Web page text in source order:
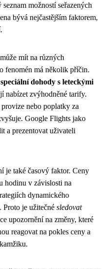
možností seřazených
bývá nejčastějším faktorem,
mít na různých
fenomén má několik příčin.
speciální dohody s leteckými
nabízet zvýhodněné tarify.
nebo poplatky za
Google Flights jako
a prezentovat uživateli
je také časový faktor. Ceny
hodinu v závislosti na
dynamického
Proto je užitečné sledovat
upozornění na změny, které
reagovat na pokles ceny a